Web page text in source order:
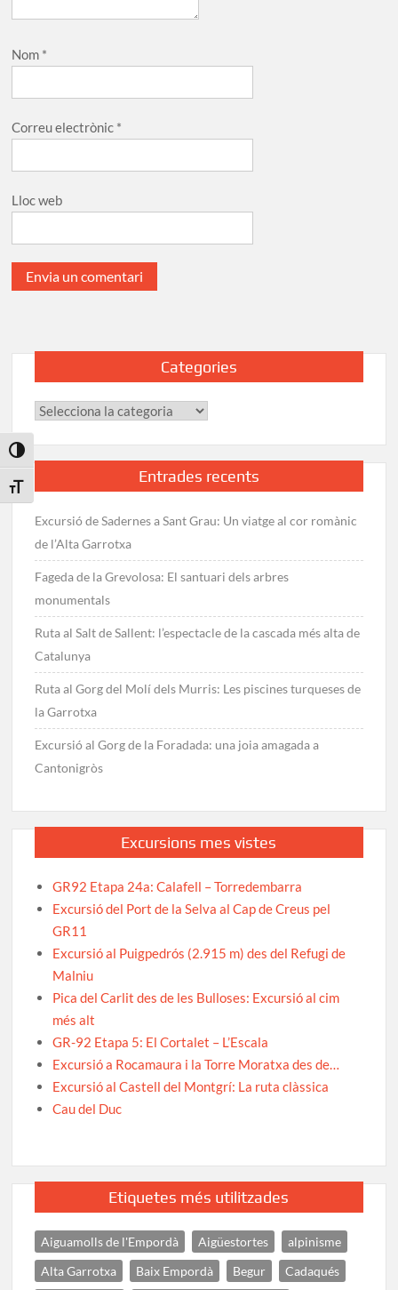
Toggle High Contrast
Toggle Font size
Nom *
Correu electrònic *
Lloc web
Categories
Categories
Entrades recents
Excursió de Sadernes a Sant Grau: Un viatge al cor romànic
de l’Alta Garrotxa
Fageda de la Grevolosa: El santuari dels arbres
monumentals
Ruta al Salt de Sallent: l’espectacle de la cascada més alta de
Catalunya
Ruta al Gorg del Molí dels Murris: Les piscines turqueses de
la Garrotxa
Excursió al Gorg de la Foradada: una joia amagada a
Cantonigròs
Excursions mes vistes
GR92 Etapa 24a: Calafell – Torredembarra
Excursió del Port de la Selva al Cap de Creus pel
GR11
Excursió al Puigpedrós (2.915 m) des del Refugi de
Malniu
Pica del Carlit des de les Bulloses: Excursió al cim
més alt
GR-92 Etapa 5: El Cortalet – L’Escala
Excursió a Rocamaura i la Torre Moratxa des de…
Excursió al Castell del Montgrí: La ruta clàssica
Cau del Duc
Etiquetes més utilitzades
Aiguamolls de l'Empordà Aigüestortes
alpinisme
Alta Garrotxa
Baix Empordà Begur
Cadaqués